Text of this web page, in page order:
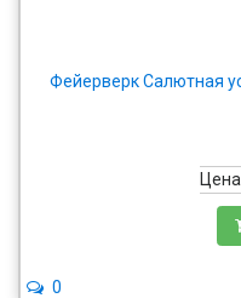
Фейерверк Салютная
0